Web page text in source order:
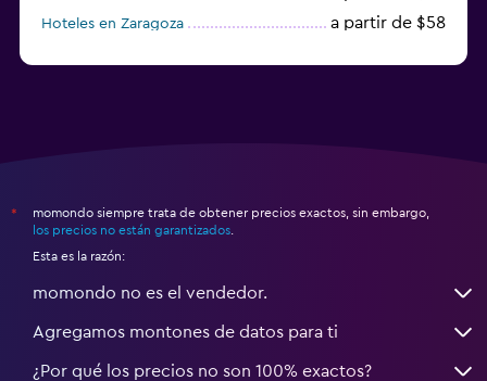
Hoteles en Zaragoza a partir de $58
*
momondo siempre trata de obtener precios exactos, sin embargo,
los precios no están garantizados
Esta es la razón:
momondo no es el vendedor.
Agregamos montones de datos para ti
¿Por qué los precios no son 100% exactos?